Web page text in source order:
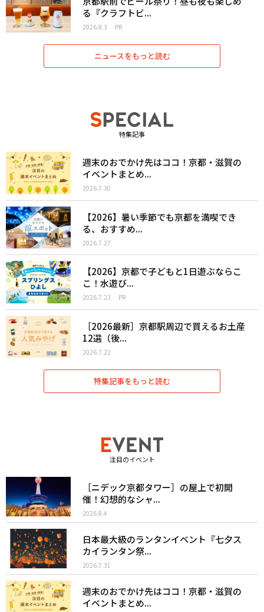
る『クラフトビ...
2026.8.3 PR
ニュースをもっと読む
特集記事
週末のおでかけ先はココ！京都・滋賀の
イベントまとめ...
2026.7.30
【2026】暑い季節でも京都を満喫でき
る、おすすめ...
2026.7.27
【2026】京都で子どもと1日遊ぶならこ
こ！水遊び...
2026.7.23 PR
［2026最新］京都駅周辺で買えるお土産
12選（後...
2026.7.22
特集記事をもっと読む
注目のイベント
［ニデック京都タワー］の屋上で初開
催！幻想的なシャ...
2026.8.4
日本最大級のランタンイベント『七夕ス
カイランタン祭...
2026.7.31
週末のおでかけ先はココ！京都・滋賀の
イベントまとめ...